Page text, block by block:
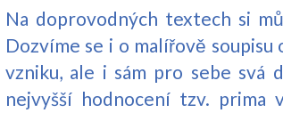
Na doprovodných textech si
Dozvíme se i o malířově
vzniku, ale i sám pro sebe svá
nejvyšší hodnocení tzv. prima